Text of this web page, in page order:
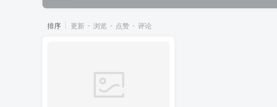
排序 更新 浏览 点赞 评论